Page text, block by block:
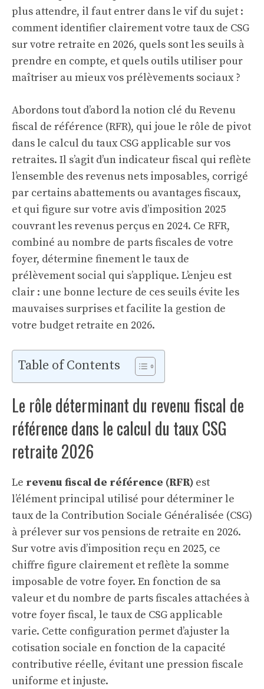
plus attendre, il faut entrer dans le vif du sujet :
comment identifier clairement votre taux de CSG
sur votre retraite en 2026, quels sont les seuils à
prendre en compte, et quels outils utiliser pour
maîtriser au mieux vos prélèvements sociaux ?
Abordons tout d’abord la notion clé du Revenu
fiscal de référence (RFR), qui joue le rôle de pivot
dans le calcul du taux CSG applicable sur vos
retraites. Il s’agit d’un indicateur fiscal qui reflète
l’ensemble des revenus nets imposables, corrigé
par certains abattements ou avantages fiscaux,
et qui figure sur votre avis d’imposition 2025
couvrant les revenus perçus en 2024. Ce RFR,
combiné au nombre de parts fiscales de votre
foyer, détermine finement le taux de
prélèvement social qui s’applique. L’enjeu est
clair : une bonne lecture de ces seuils évite les
mauvaises surprises et facilite la gestion de
votre budget retraite en 2026.
Table of Contents
Le rôle déterminant du revenu fiscal de
référence dans le calcul du taux CSG
retraite 2026
Le revenu fiscal de référence (RFR) est
l’élément principal utilisé pour déterminer le
taux de la Contribution Sociale Généralisée (CSG)
à prélever sur vos pensions de retraite en 2026.
Sur votre avis d’imposition reçu en 2025, ce
chiffre figure clairement et reflète la somme
imposable de votre foyer. En fonction de sa
valeur et du nombre de parts fiscales attachées à
votre foyer fiscal, le taux de CSG applicable
varie. Cette configuration permet d’ajuster la
cotisation sociale en fonction de la capacité
contributive réelle, évitant une pression fiscale
uniforme et injuste.